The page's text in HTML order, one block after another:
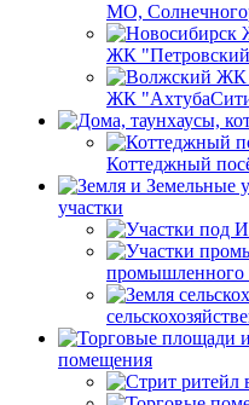
МО,
ЖК
ЖК
Коттеджный
участки
промышленного
помещения